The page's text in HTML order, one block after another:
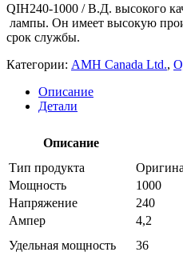
QIH240-1000 / В.Д. высокого
лампы. Он имеет высокую
срок службы.
Категории: AMH Canada Ltd.,
Описание
Детали
Описание
Тип продукта
Мощность
1000
Напряжение
240
Ампер
4,2
Удельная мощность
36